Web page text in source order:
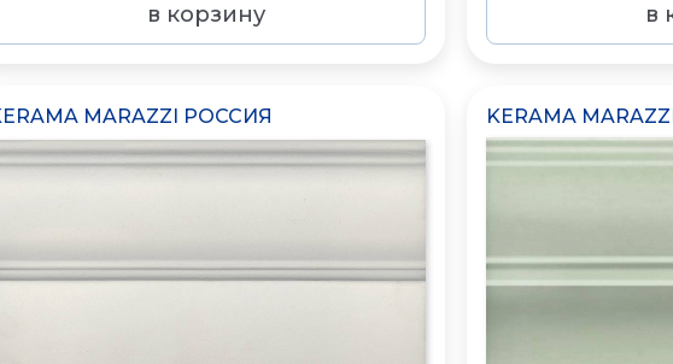
в корзину в
MARAZZI РОССИЯ KERAMA